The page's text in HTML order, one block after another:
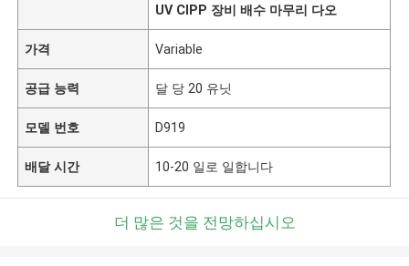
UV CIPP 장비 배수 마무리 다오
가격 Variable
공급 능력 달 당 20 유닛
모델 번호 D919
배달 시간 10-20 일로 일합니다
더 많은 것을 전망하십시오